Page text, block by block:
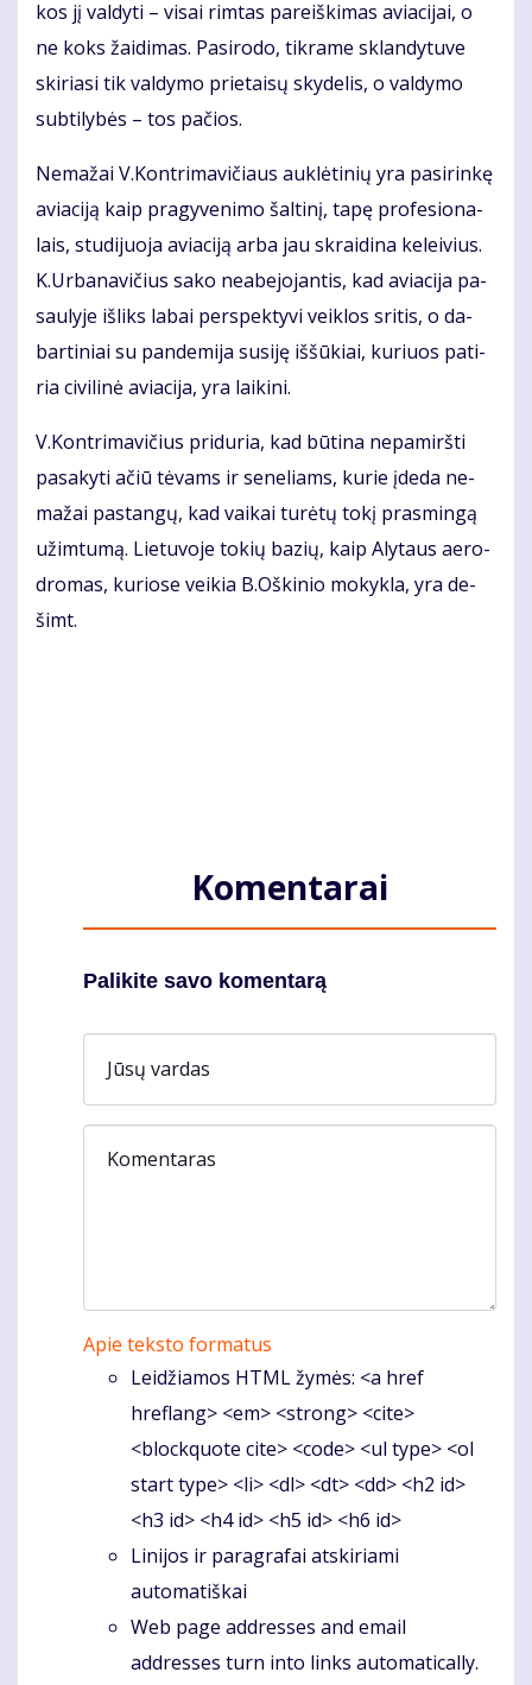
kos jį val­dy­ti – vi­sai rim­tas pa­reiš­ki­mas avia­ci­jai, o
ne koks žai­di­mas. Pa­si­ro­do, tik­ra­me sklan­dy­tu­ve
ski­ria­si tik val­dy­mo prie­tai­sų sky­de­lis, o val­dy­mo
sub­ti­ly­bės – tos pa­čios.
Ne­ma­žai V.Kon­tri­ma­vi­čiaus auk­lė­ti­nių yra pa­si­rin­kę
avia­ci­ją kaip pra­gy­ve­ni­mo šal­ti­nį, ta­pę pro­fe­sio­na­
lais, stu­di­juo­ja avia­ci­ją ar­ba jau skrai­di­na ke­lei­vius.
K.Ur­ba­na­vi­čius sa­ko ne­abe­jo­jan­tis, kad avia­ci­ja pa­
sau­ly­je iš­liks la­bai per­spek­ty­vi veik­los sri­tis, o da­
bar­ti­niai su pan­de­mi­ja su­si­ję iš­šū­kiai, ku­riuos pa­ti­
ria ci­vi­li­nė avia­ci­ja, yra lai­ki­ni.
V.Kon­tri­ma­vi­čius pri­du­ria, kad bū­ti­na ne­pa­mirš­ti
pa­sa­ky­ti ačiū tė­vams ir se­ne­liams, ku­rie įde­da ne­
ma­žai pa­stan­gų, kad vai­kai tu­rė­tų to­kį pras­min­gą
už­im­tu­mą. Lie­tu­vo­je to­kių ba­zių, kaip Aly­taus ae­ro­
dro­mas, ku­rio­se vei­kia B.Oš­ki­nio mo­kyk­la, yra de­
šimt.
Komentarai
Palikite savo komentarą
Jūsų vardas
Komentaras
Apie teksto formatus
Leidžiamos HTML žymės: <a href
hreflang> <em> <strong> <cite>
<blockquote cite> <code> <ul type> <ol
start type> <li> <dl> <dt> <dd> <h2 id>
<h3 id> <h4 id> <h5 id> <h6 id>
Linijos ir paragrafai atskiriami
automatiškai
Web page addresses and email
addresses turn into links automatically.